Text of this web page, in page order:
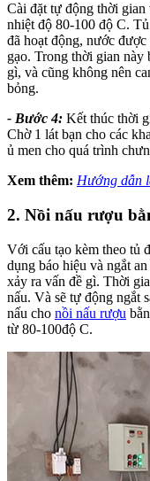
Cài đặt tự động thời
nhiệt độ 80-100 độ C.
đã hoạt động, nước
gạo. Trong thời gian này
gì, và cũng không nên
bỏng.
- Bước 4: Kết thúc thời
Chờ 1 lát bạn cho các
ủ men cho quá trình
Xem thêm: Hướng dẫn
2. Nồi nấu rượu
Với cấu tạo kèm theo tủ
dụng báo hiệu và ngắt
xảy ra vấn đề gì. Thời
nấu. Và sẽ tự động ngắt
nấu cho nồi nấu rượu
từ 80-100độ C.